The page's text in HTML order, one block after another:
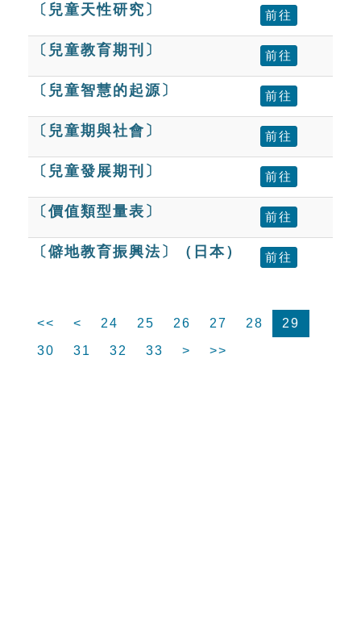
貓頭鷹博士
〔兒童天性研究〕 前往
〔兒童教育期刊〕 前往
〔兒童智慧的起源〕 前往
〔兒童期與社會〕 前往
〔兒童發展期刊〕 前往
〔價值類型量表〕 前往
〔僻地教育振興法〕（日本） 前往
<< < 24 25 26 27 28
29
30
31 32 33 > >>